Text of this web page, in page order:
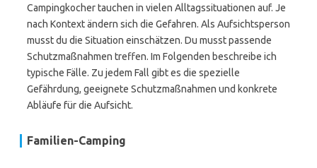
Campingkocher tauchen in vielen Alltagssituationen auf. Je
nach Kontext ändern sich die Gefahren. Als Aufsichtsperson
musst du die Situation einschätzen. Du musst passende
Schutzmaßnahmen treffen. Im Folgenden beschreibe ich
typische Fälle. Zu jedem Fall gibt es die spezielle
Gefährdung, geeignete Schutzmaßnahmen und konkrete
Abläufe für die Aufsicht.
Familien-Camping